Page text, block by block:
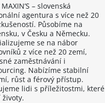
MAXIN’S – slovenská
agentura s více než 20
Působíme na
v Česku a Německu.
se na nábor
z více než 20 zemí,
zaměstnávání i
Nabízíme stabilní
růst a férový přístup.
lidi s příležitostmi, které
životy.